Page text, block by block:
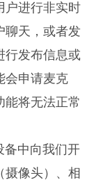
户进行非实时
聊天，或者发
行发布信息或
会申请麦克
能将无法正常
中向我们开
摄像头）、相